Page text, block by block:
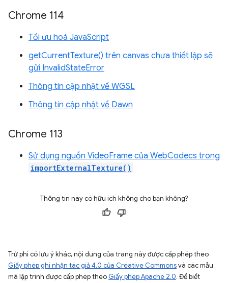
Chrome 114
Tối ưu hoá JavaScript
getCurrentTexture() trên canvas chưa thiết lập sẽ
gửi InvalidStateError
Thông tin cập nhật về WGSL
Thông tin cập nhật về Dawn
Chrome 113
Sử dụng nguồn VideoFrame của WebCodecs trong
importExternalTexture()
Thông tin này có hữu ích không cho bạn không?
Trừ phi có lưu ý khác, nội dung của trang này được cấp phép theo
Giấy phép ghi nhận tác giả 4.0 của Creative Commonsvà các mẫu
mã lập trình được cấp phép theo Giấy phép Apache 2.0. Để biết